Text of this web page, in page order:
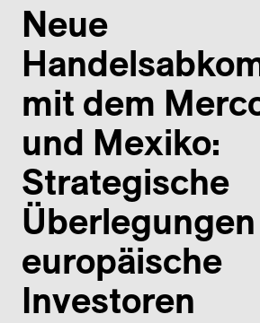
Neue
mit dem
und Mexiko:
Strategische
europäische
Investoren